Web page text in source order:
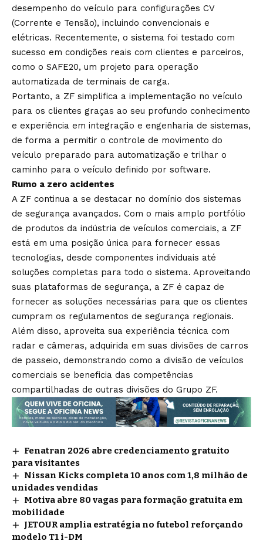
desempenho do veículo para configurações CV
(Corrente e Tensão), incluindo convencionais e
elétricas. Recentemente, o sistema foi testado com
sucesso em condições reais com clientes e parceiros,
como o SAFE20, um projeto para operação
automatizada de terminais de carga.
Portanto, a ZF simplifica a implementação no veículo
para os clientes graças ao seu profundo conhecimento
e experiência em integração e engenharia de sistemas,
de forma a permitir o controle de movimento do
veículo preparado para automatização e trilhar o
caminho para o veículo definido por software.
Rumo a zero acidentes
A ZF continua a se destacar no domínio dos sistemas
de segurança avançados. Com o mais amplo portfólio
de produtos da indústria de veículos comerciais, a ZF
está em uma posição única para fornecer essas
tecnologias, desde componentes individuais até
soluções completas para todo o sistema. Aproveitando
suas plataformas de segurança, a ZF é capaz de
fornecer as soluções necessárias para que os clientes
cumpram os regulamentos de segurança regionais.
Além disso, aproveita sua experiência técnica com
radar e câmeras, adquirida em suas divisões de carros
de passeio, demonstrando como a divisão de veículos
comerciais se beneficia das competências
compartilhadas de outras divisões do Grupo ZF.
Fenatran 2026 abre credenciamento gratuito
para visitantes
Nissan Kicks completa 10 anos com 1,8 milhão de
unidades vendidas
Motiva abre 80 vagas para formação gratuita em
mobilidade
JETOUR amplia estratégia no futebol reforçando
modelo T1 i-DM